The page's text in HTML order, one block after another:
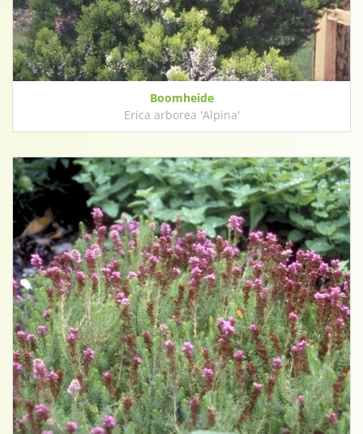
Boomheide
Erica arborea 'Alpina'